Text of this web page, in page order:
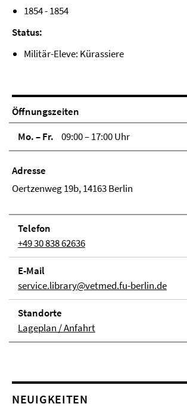
1854 - 1854
Status:
Militär-Eleve: Kürassiere
Öffnungszeiten
Mo. – Fr.
09:00 – 17:00 Uhr
Adresse
Oertzenweg 19b, 14163 Berlin
Telefon
+49 30 838 62636
E-Mail
service.library@vetmed.fu-berlin.de
Stand­orte
Lageplan / Anfahrt
NEUIGKEITEN